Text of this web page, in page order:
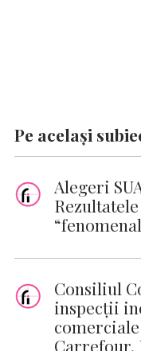
Pe același
Alegeri
Consiliul
inspecții
Carrefour,